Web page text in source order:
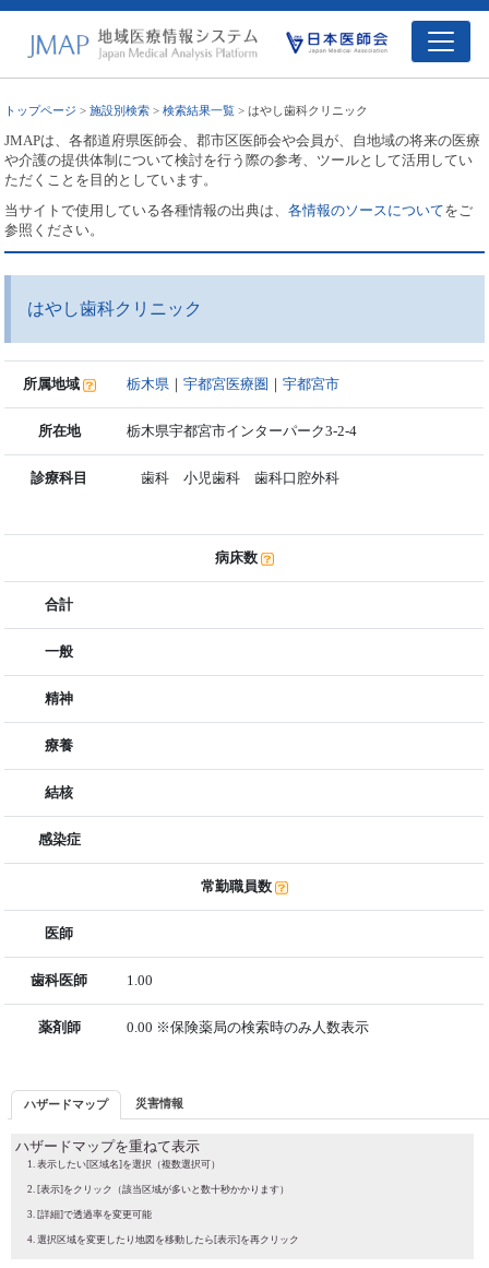
トップページ >施設別検索 >検索結果一覧 > はやし歯科クリニック
JMAPは、各都道府県医師会、郡市区医師会や会員が、自地域の将来の医療
や介護の提供体制について検討を行う際の参考、ツールとして活用してい
ただくことを目的としています。
当サイトで使用している各種情報の出典は、各情報のソースについてをご
参照ください。
はやし歯科クリニック
所属地域 栃木県 ｜宇都宮医療圏 ｜宇都宮市
所在地 栃木県宇都宮市インターパーク3-2-4
診療科目 歯科 小児歯科 歯科口腔外科
病床数
合計
一般
精神
療養
結核
感染症
常勤職員数
医師
歯科医師 1.00
薬剤師 0.00 ※保険薬局の検索時のみ人数表示
ハザードマップ 災害情報
ハザードマップを重ねて表示
表示したい[区域名]を選択（複数選択可）
[表示]をクリック（該当区域が多いと数十秒かかります）
[詳細]で透過率を変更可能
選択区域を変更したり地図を移動したら[表示]を再クリック